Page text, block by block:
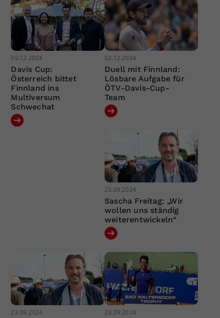
09.12.2024
Davis Cup:
Österreich bittet
Finnland ins
Multiversum
Schwechat
02.12.2024
Duell mit Finnland:
Lösbare Aufgabe für
ÖTV-Davis-Cup-
Team
23.09.2024
Sascha Freitag: „Wir
wollen uns ständig
weiterentwickeln“
23.09.2024 23.09.2024